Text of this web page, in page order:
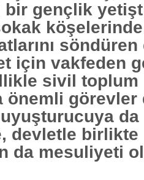
bir gençlik
için vakfeden
sivil toplum
önemli
da
devletle
da mesuliyeti